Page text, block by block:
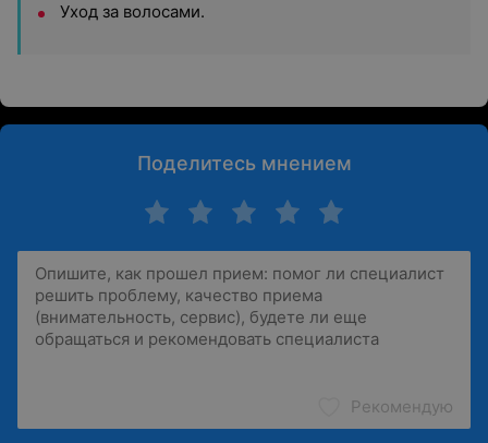
Уход за волосами.
Поделитесь мнением
Рекомендую